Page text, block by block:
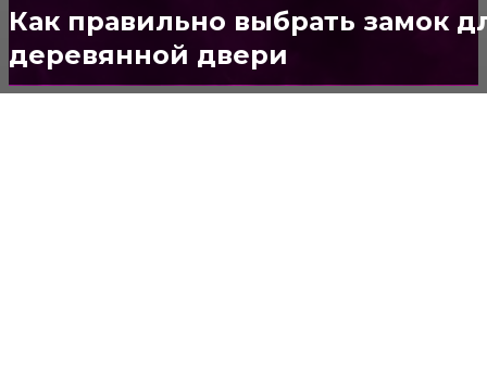
Как правильно выбрать замок
деревянной двери
Потолок 147